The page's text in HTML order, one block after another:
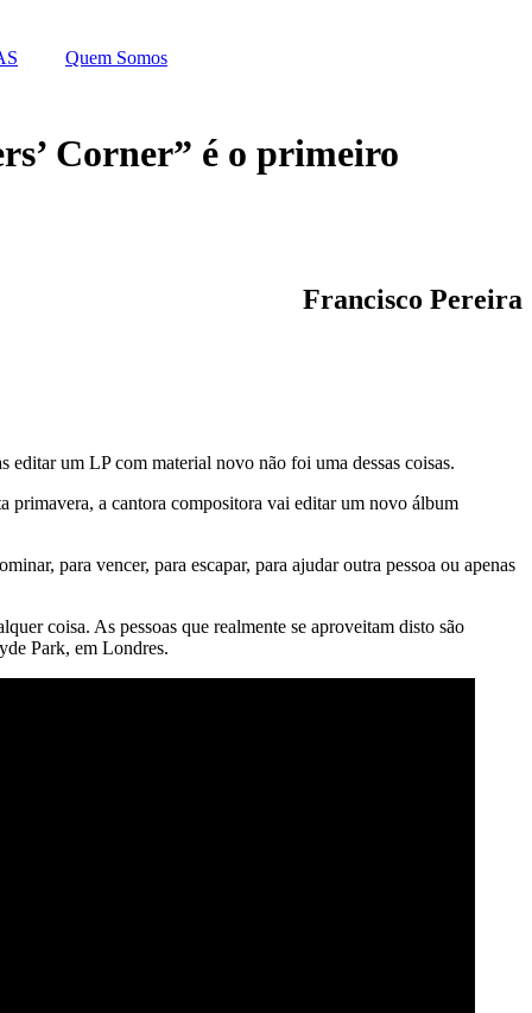
Quem Somos
Corner” é o primeiro
Francisco Pereira
editar um LP com material novo não foi uma dessas coisas.
primavera, a cantora compositora vai editar um novo álbum
para vencer, para escapar, para ajudar outra pessoa ou apenas
coisa. As pessoas que realmente se aproveitam disto são
Park, em Londres.